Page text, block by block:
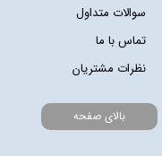
سوالات متداول
تماس با ما
نظرات مشتریان
بالای صفحه